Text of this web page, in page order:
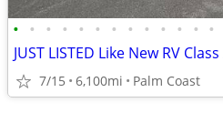
• • • • • • • • • • • • •
7/15 6,100mi Palm Coast